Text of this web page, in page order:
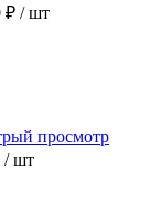
₽ / шт
просмотр
/ шт